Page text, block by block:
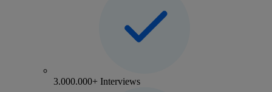
3.000.000+ Interviews